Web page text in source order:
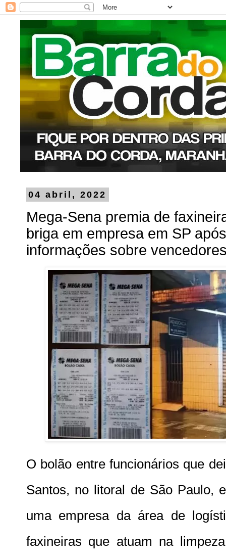
04 abril, 2022
Mega-Sena premia de
briga em empresa em SP
informações sobre
O bolão entre funcionários que
Santos, no litoral de São Paulo,
uma empresa da área de
faxineiras que atuam na